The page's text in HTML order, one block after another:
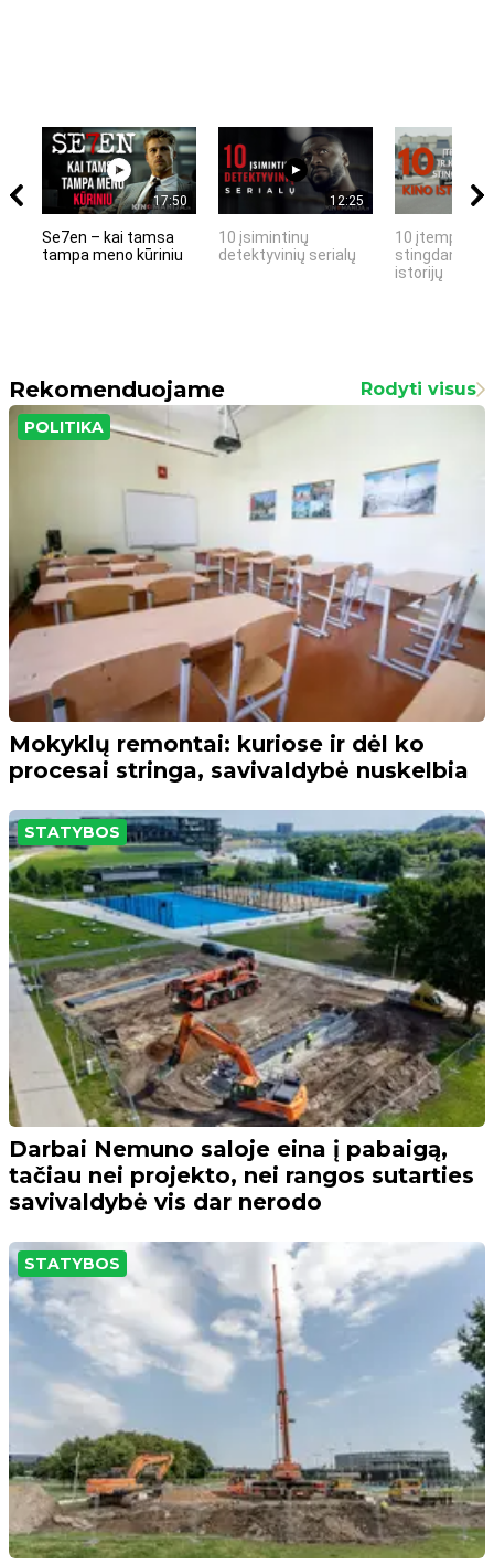
17:50
Se7en – kai tamsa
tampa meno kūriniu
12:25
10 įsimintinų
detektyvinių serialų
10 įtemptų,
stingdančių
istorijų
Rekomenduojame Rodyti visus
POLITIKA
Mokyklų remontai: kuriose ir dėl ko
procesai stringa, savivaldybė nuskelbia
STATYBOS
Darbai Nemuno saloje eina į pabaigą,
tačiau nei projekto, nei rangos sutarties
savivaldybė vis dar nerodo
STATYBOS